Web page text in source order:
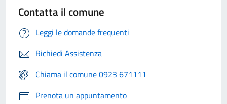
Contatta il comune
Leggi le domande frequenti
Richiedi Assistenza
Chiama il comune 0923 671111
Prenota un appuntamento